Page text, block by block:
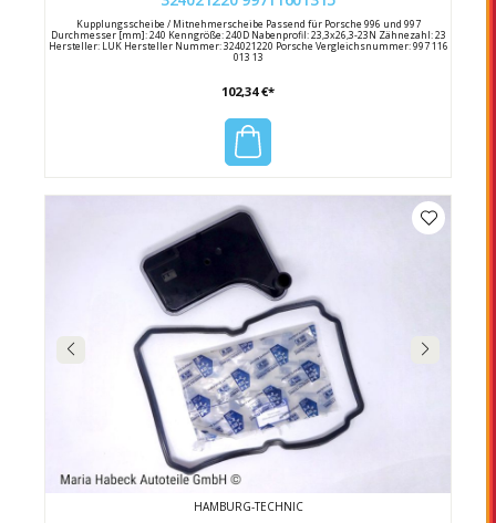
Kupplungsscheibe / Mitnehmerscheibe Passend für Porsche 996 und 997
Durchmesser [mm]: 240 Kenngröße: 240D Nabenprofil: 23,3x26,3-23N Zähnezahl: 23
Hersteller: LUK Hersteller Nummer: 324021220 Porsche Vergleichsnummer: 997 116
013 13
102,34 €*
HAMBURG-TECHNIC